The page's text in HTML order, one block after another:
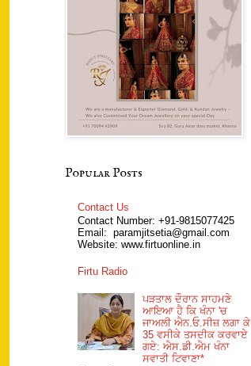
Popular Posts
Contact Us
Contact Number: +91-9815077425
Email: paramjitsetia@gmail.com
Website: www.firtuonline.in
Firtu Radio
ਪੜਤਾਲ ਦੌਰਾਨ ਸਾਹਮਣੇ
ਆਇਆ ਹੈ ਕਿ ਖੰਨਾ 'ਚ
ਜਾਅਲੀ ਐਨ.ਓ.ਸੀਜ਼ ਲਗਾ ਕੇ
35 ਵਸੀਕੇ ਤਸਦੀਕ ਕਰਵਾਏ
ਗਏ: ਐਸ.ਡੀ.ਐਮ ਖੰਨਾ
ਸਵਾਤੀ ਟਿਵਾਣਾ*